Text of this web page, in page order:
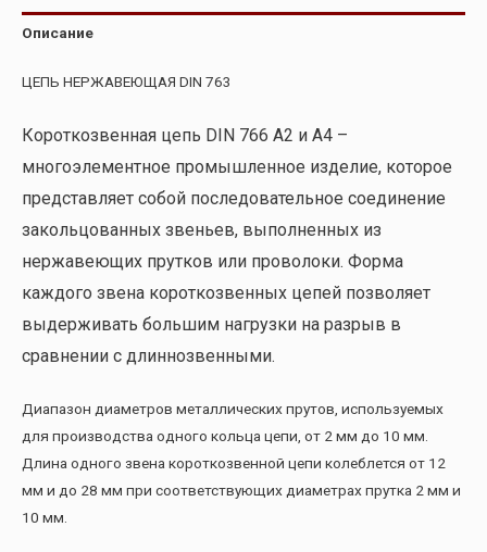
Описание
ЦЕПЬ НЕРЖАВЕЮЩАЯ DIN 763
Короткозвенная цепь DIN 766 А2 и А4 –
многоэлементное промышленное изделие, которое
представляет собой последовательное соединение
закольцованных звеньев, выполненных из
нержавеющих прутков или проволоки. Форма
каждого звена короткозвенных цепей позволяет
выдерживать большим нагрузки на разрыв в
сравнении с длиннозвенными.
Диапазон диаметров металлических прутов, используемых
для производства одного кольца цепи, от 2 мм до 10 мм.
Длина одного звена короткозвенной цепи колеблется от 12
мм и до 28 мм при соответствующих диаметрах прутка 2 мм и
10 мм.